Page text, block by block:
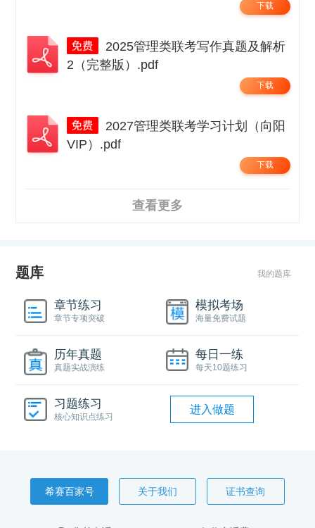
下载
2（完整版）.pdf
下载
VIP）.pdf
下载
查看更多
题库 我的题库
章节练习
章节专项突破
模拟考场
海量免费试题
历年真题
真题实战演练
每日一练
每天10题练习
习题练习
核心知识点练习
进入做题
希赛百家号 关于我们 证书查询